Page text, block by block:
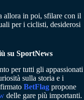
allora in poi, sfilare con il
per i ciclisti, desiderosi
su SportNews
per tutti gli appassionati
sulla storia e i
BetFlag propone
delle gare più importanti.